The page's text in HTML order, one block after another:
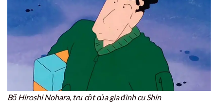
Bố Hiroshi Nohara, trụ cột của gia đình cu Shin